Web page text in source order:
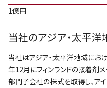
1億円
当社のアジア・太平
当社はアジア・太平洋地域にお
年12月にフィンランドの接着剤
部門子会社の株式を取得し、アイ